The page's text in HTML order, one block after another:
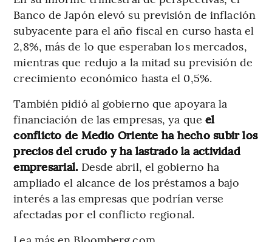
Banco de Japón elevó su previsión de inflación
subyacente para el año fiscal en curso hasta el
2,8%, más de lo que esperaban los mercados,
mientras que redujo a la mitad su previsión de
crecimiento económico hasta el 0,5%.
También pidió al gobierno que apoyara la
financiación de las empresas, ya queel
conflicto de Medio Oriente ha hecho subir los
precios del crudo y ha lastrado la actividad
empresarial. Desde abril, el gobierno ha
ampliado el alcance de los préstamos a bajo
interés a las empresas que podrían verse
afectadas por el conflicto regional.